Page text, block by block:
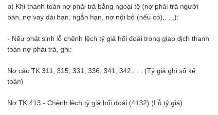
b) Khi thanh toán nợ phải trả bằng ngoại tệ (nợ phải trả người
bán, nợ vay dài hạn, ngắn hạn, nợ nội bộ (nếu có),. . .):
- Nếu phát sinh lỗ chênh lệch tỷ giá hối đoái trong giao dịch thanh
toán nợ phải trả, ghi:
Nợ các TK 311, 315, 331, 336, 341, 342,. . . (Tỷ giá ghi sổ kế
toán)
Nợ TK 413 - Chênh lệch tỷ giá hối đoái (4132) (Lỗ tỷ giá)